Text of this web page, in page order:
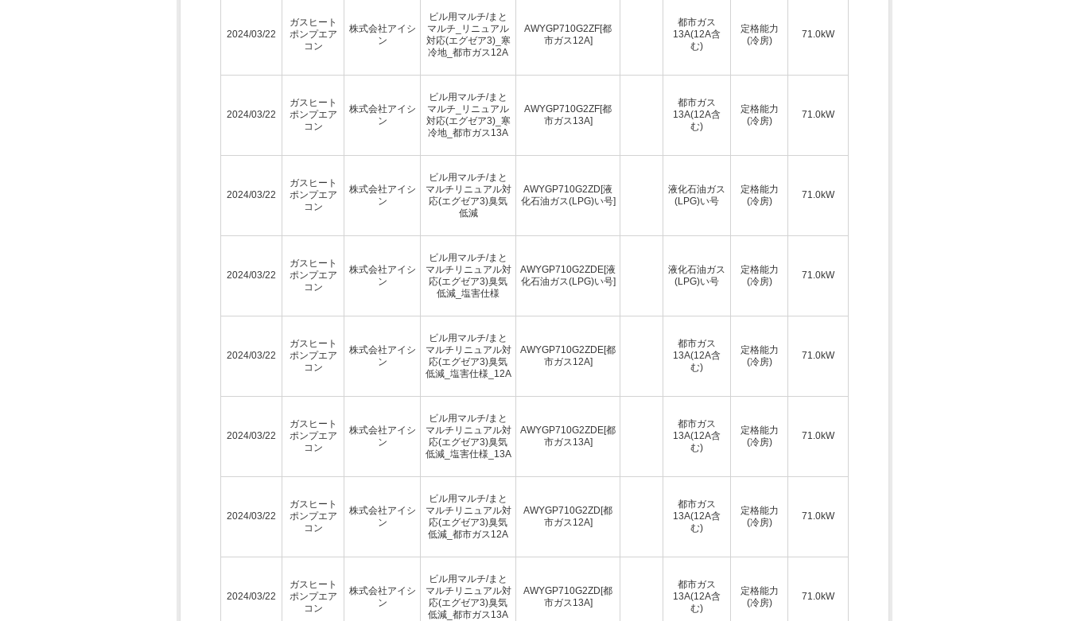
2024/03/22
ガスヒート
ポンプエア
コン
株式会社アイシ
ン
ビル用マルチ/まと
マルチ_リニュアル
対応(エグゼア3)_寒
冷地_都市ガス12A
AWYGP710G2ZF[都
市ガス12A]
都市ガス
13A(12A含
む)
定格能力
(冷房)
71.0kW
2024/03/22
ガスヒート
ポンプエア
コン
株式会社アイシ
ン
ビル用マルチ/まと
マルチ_リニュアル
対応(エグゼア3)_寒
冷地_都市ガス13A
AWYGP710G2ZF[都
市ガス13A]
都市ガス
13A(12A含
む)
定格能力
(冷房)
71.0kW
2024/03/22
ガスヒート
ポンプエア
コン
株式会社アイシ
ン
ビル用マルチ/まと
マルチリニュアル対
応(エグゼア3)臭気
低減
AWYGP710G2ZD[液
化石油ガス(LPG)い号]
液化石油ガス
(LPG)い号
定格能力
(冷房)
71.0kW
2024/03/22
ガスヒート
ポンプエア
コン
株式会社アイシ
ン
ビル用マルチ/まと
マルチリニュアル対
応(エグゼア3)臭気
低減_塩害仕様
AWYGP710G2ZDE[液
化石油ガス(LPG)い号]
液化石油ガス
(LPG)い号
定格能力
(冷房)
71.0kW
2024/03/22
ガスヒート
ポンプエア
コン
株式会社アイシ
ン
ビル用マルチ/まと
マルチリニュアル対
応(エグゼア3)臭気
低減_塩害仕様_12A
AWYGP710G2ZDE[都
市ガス12A]
都市ガス
13A(12A含
む)
定格能力
(冷房)
71.0kW
2024/03/22
ガスヒート
ポンプエア
コン
株式会社アイシ
ン
ビル用マルチ/まと
マルチリニュアル対
応(エグゼア3)臭気
低減_塩害仕様_13A
AWYGP710G2ZDE[都
市ガス13A]
都市ガス
13A(12A含
む)
定格能力
(冷房)
71.0kW
2024/03/22
ガスヒート
ポンプエア
コン
株式会社アイシ
ン
ビル用マルチ/まと
マルチリニュアル対
応(エグゼア3)臭気
低減_都市ガス12A
AWYGP710G2ZD[都
市ガス12A]
都市ガス
13A(12A含
む)
定格能力
(冷房)
71.0kW
2024/03/22
ガスヒート
ポンプエア
コン
株式会社アイシ
ン
ビル用マルチ/まと
マルチリニュアル対
応(エグゼア3)臭気
低減_都市ガス13A
AWYGP710G2ZD[都
市ガス13A]
都市ガス
13A(12A含
む)
定格能力
(冷房)
71.0kW